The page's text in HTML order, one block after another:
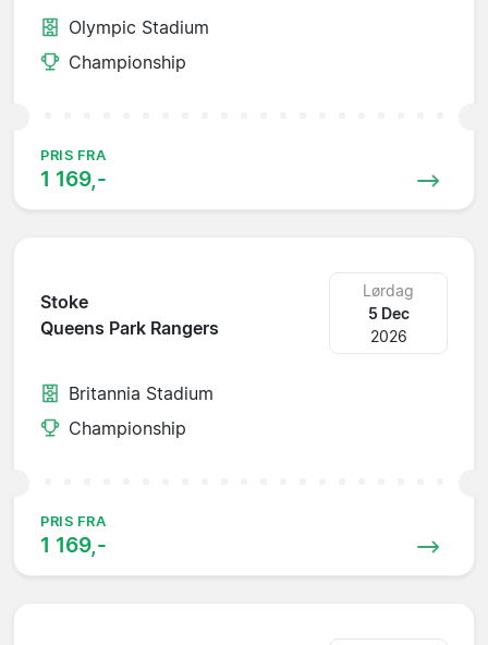
Olympic Stadium
Championship
PRIS FRA
1 169,-
Stoke
Queens Park Rangers
Lørdag
5 Dec
2026
Britannia Stadium
Championship
PRIS FRA
1 169,-